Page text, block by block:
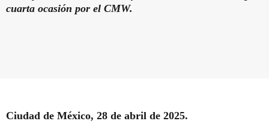
cuarta ocasión por el CMW.
Ciudad de México, 28 de abril de 2025.